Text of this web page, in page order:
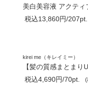
美白美容液 アクティ
税込13,860円/207pt.
kirei me（キレイミー）
【髪の質感まとま
税込4,690円/70pt.
(